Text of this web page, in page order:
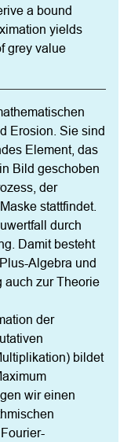
a bound
yields
grey value
Erosion. Sie sind
Element, das
Bild geschoben
der
stattfindet.
durch
Damit besteht
Algebra und
auch zur Theorie
der
bildet
wir einen